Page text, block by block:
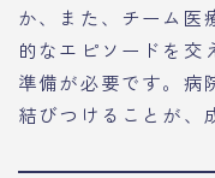
か、また、チーム医
的なエピソードを交
準備が必要です。病
結びつけることが、